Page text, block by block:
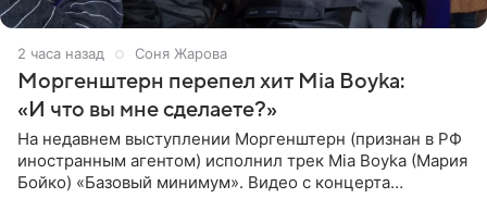
2 часа назад Соня Жарова
Моргенштерн перепел хит Mia Boyka:
«И что вы мне сделаете?»
На недавнем выступлении Моргенштерн (признан в РФ
иностранным агентом) исполнил трек Mia Boyka (Мария
Бойко) «Базовый минимум». Видео с концерта